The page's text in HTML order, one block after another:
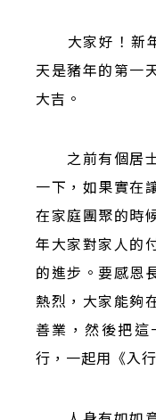
大家好！新年
天是豬年的第一
大吉。
之前有個居士
一下，如果實在
在家庭團聚的時
年大家對家人的
的進步。要感恩
熱烈，大家能夠
善業，然後把
行，一起用《入